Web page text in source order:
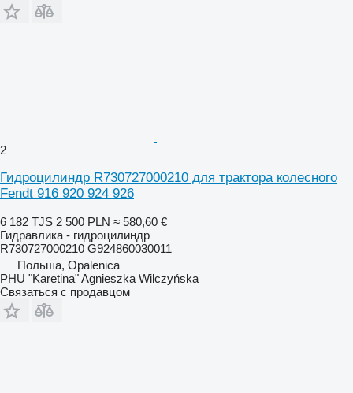
2
Гидроцилиндр R730727000210 для трактора колесного
Fendt 916 920 924 926
6 182 TJS 2 500 PLN ≈ 580,60 €
Гидравлика - гидроцилиндр
R730727000210 G924860030011
Польша, Opalenica
PHU "Karetina" Agnieszka Wilczyńska
Связаться с продавцом